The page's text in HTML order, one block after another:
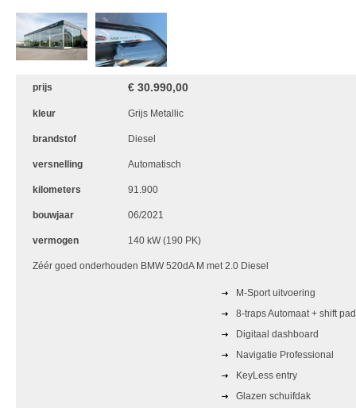
prijs € 30.990,00
kleur Grijs Metallic
brandstof Diesel
versnelling Automatisch
kilometers 91.900
bouwjaar 06/2021
vermogen 140 kW (190 PK)
Zéér goed onderhouden BMW 520dA M met 2.0 Diesel
M-Sport uitvoering
8-traps Automaat + shift
Digitaal dashboard
Navigatie Professional
KeyLess entry
Glazen schuifdak